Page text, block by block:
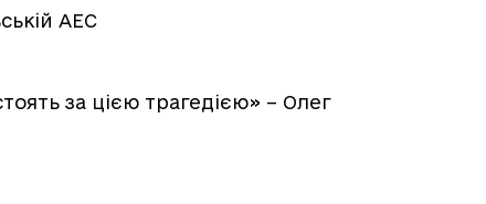
АЕС
за цією трагедією» – Олег